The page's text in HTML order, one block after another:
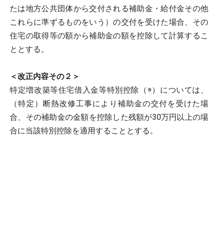
たは地方公共団体から交付される補助金・給付金その他
これらに準ずるものをいう）の交付を受けた場合、その
住宅の取得等の額から補助金の額を控除して計算するこ
ととする。
＜改正内容その２＞
特定増改築等住宅借入金等特別控除（※）については、
（特定）断熱改修工事により補助金の交付を受けた場
合、その補助金の金額を控除した残額が30万円以上の場
合に当該特別控除を適用することとする。